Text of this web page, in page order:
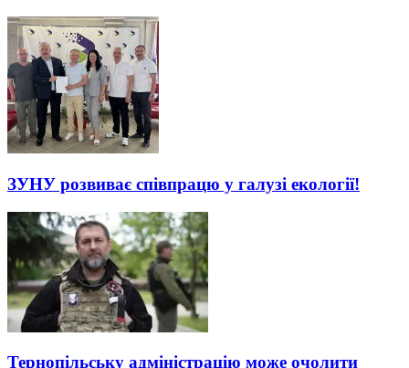
ЗУНУ розвиває співпрацю у галузі екології!
Тернопільську адміністрацію може очолити